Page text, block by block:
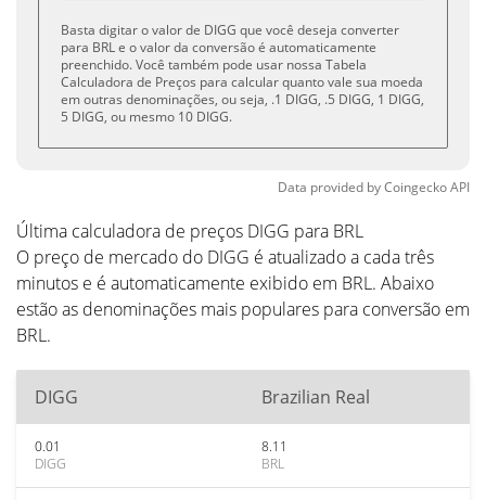
Basta digitar o valor de DIGG que você deseja converter
para BRL e o valor da conversão é automaticamente
preenchido. Você também pode usar nossa Tabela
Calculadora de Preços para calcular quanto vale sua moeda
em outras denominações, ou seja, .1 DIGG, .5 DIGG, 1 DIGG,
5 DIGG, ou mesmo 10 DIGG.
Data provided byCoingeckoAPI
Última calculadora de preços DIGG para BRL
O preço de mercado do DIGG é atualizado a cada três
minutos e é automaticamente exibido em BRL. Abaixo
estão as denominações mais populares para conversão em
BRL.
DIGG Brazilian Real
0.01
DIGG
8.11
BRL